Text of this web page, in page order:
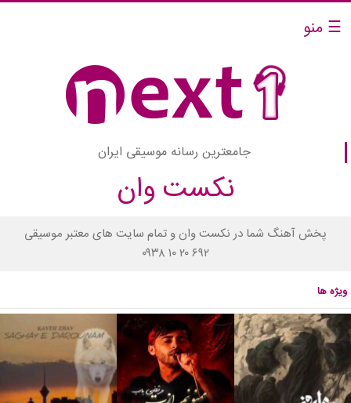
☰ منو
جامعترین رسانه موسیقی ایران
نکست وان
پخش آهنگ شما در نکست وان و تمام سایت های معتبر موسیقی
۰۹۳۸ ۱۰ ۲۰ ۶۹۲
ویژه ها